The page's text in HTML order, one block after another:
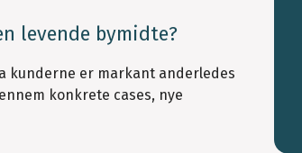
levende bymidte?
kunderne er markant anderledes
konkrete cases, nye